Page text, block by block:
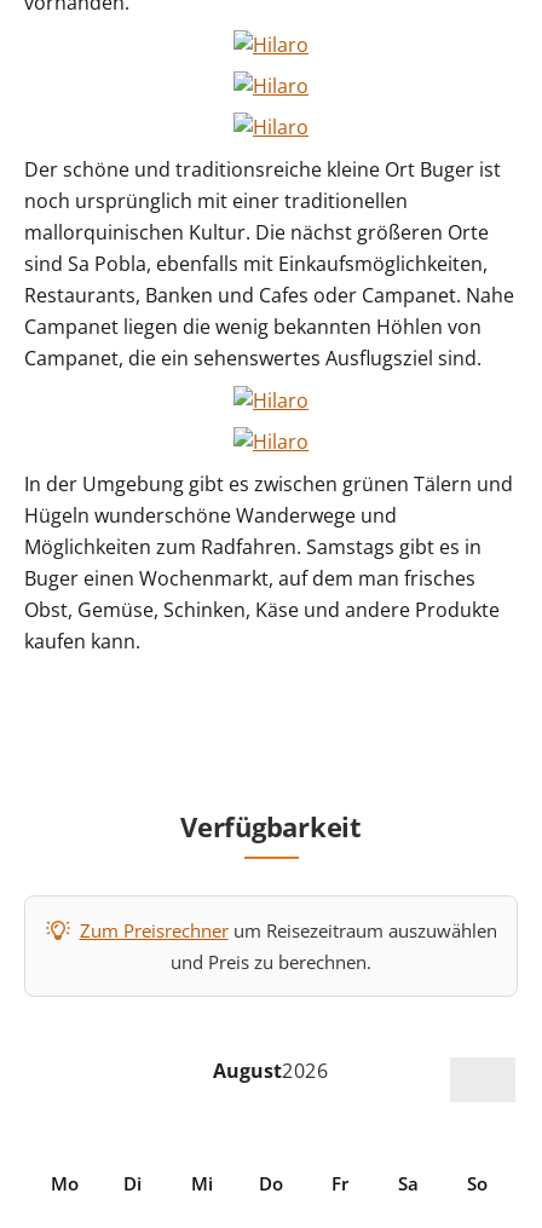
Der schöne und traditionsreiche kleine Ort Buger ist
noch ursprünglich mit einer traditionellen
mallorquinischen Kultur. Die nächst größeren Orte
sind Sa Pobla, ebenfalls mit Einkaufsmöglichkeiten,
Restaurants, Banken und Cafes oder Campanet. Nahe
Campanet liegen die wenig bekannten Höhlen von
Campanet, die ein sehenswertes Ausflugsziel sind.
In der Umgebung gibt es zwischen grünen Tälern und
Hügeln wunderschöne Wanderwege und
Möglichkeiten zum Radfahren. Samstags gibt es in
Buger einen Wochenmarkt, auf dem man frisches
Obst, Gemüse, Schinken, Käse und andere Produkte
kaufen kann.
Verfügbarkeit
Zum Preisrechnerum Reisezeitraum auszuwählen
und Preis zu berechnen.
August2026
Mo Di Mi Do Fr Sa So